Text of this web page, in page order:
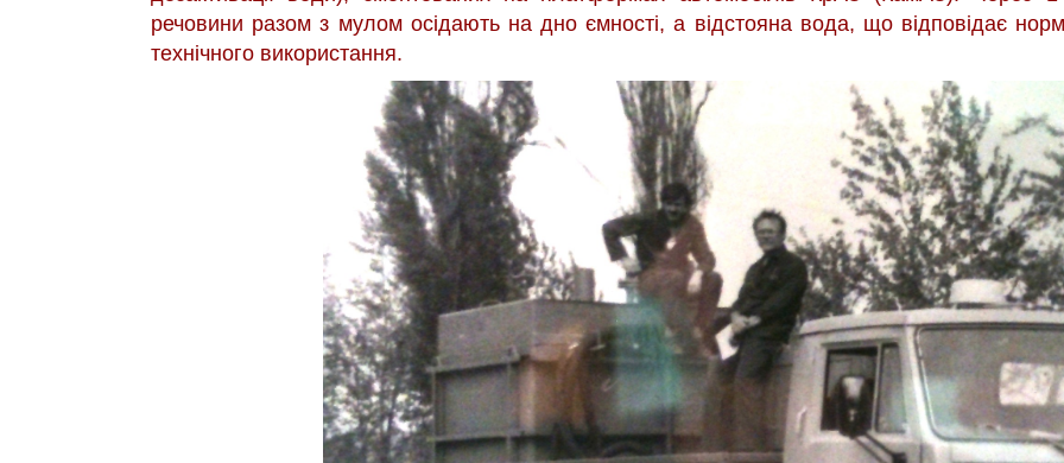
речовини разом з мулом осідають на дно ємності, а відстояна вода, що відповідає
технічного використання.